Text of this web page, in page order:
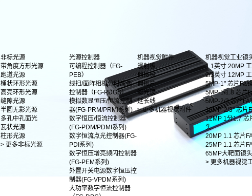
非标光源
带角度方形光源
跑道光源
桶状环形光源
高亮环形光源
缝隙光源
半圆无影光源
多孔中孔面光
瓦状光源
柱形光源
> 更多非标光源
光源控制器
可编程控制器（FG-
PEB）
线扫/面阵相机分时成像
控制器（FG-PDGS）
模拟数显恒压/恒流控制
器(FG-PRM/PRMI系列)
数字恒压/恒流控制器
(FG-PDM/PDMI系列)
数字恒流点光控制器(FG-
PDI系列)
数字恒压增亮频闪控制器
(FG-PEM系列)
外置开关电源数字恒压控
制器(FG-VPDM系列)
大功率数字恒流控制器
机器视觉附件
漫射板
偏振镜
偏振片
滤光镜
延长线
> 更多机器视觉附件
机器视觉工业镜
1.1英寸 20MP
2/3英寸 12MP
5MP-1" 芯片FA
5MP-1/1.8 芯片
5MP-2/3 芯片FA
10MP-2/3" 芯片
12MP 1分1.7 芯
头
20MP 1.1 芯片
25MP 1.1 芯片
65MP大靶面镜
> 更多机器视觉